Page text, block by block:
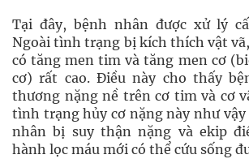
Tại đây, bệnh nhân được xử lý
Ngoài tình trạng bị kích thích vật
có tăng men tim và tăng men cơ
cơ) rất cao. Điều này cho thấy
thương nặng nề trên cơ tim và cơ
tình trạng hủy cơ nặng này như
nhân bị suy thận nặng và ekip
hành lọc máu mới có thể cứu sống